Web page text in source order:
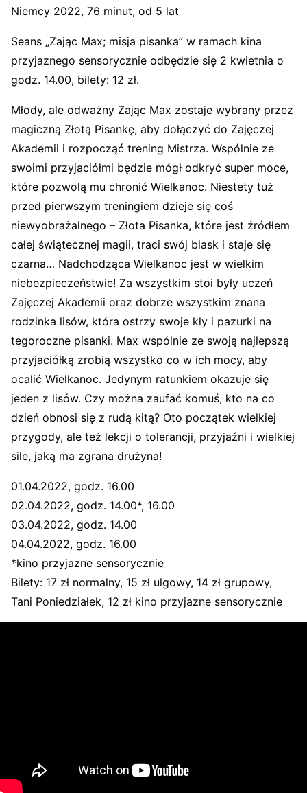
Niemcy 2022, 76 minut, od 5 lat
Seans „Zając Max; misja pisanka” w ramach kina
przyjaznego sensorycznie odbędzie się 2 kwietnia o
godz. 14.00, bilety: 12 zł.
Młody, ale odważny Zając Max zostaje wybrany przez
magiczną Złotą Pisankę, aby dołączyć do Zajęczej
Akademii i rozpocząć trening Mistrza. Wspólnie ze
swoimi przyjaciółmi będzie mógł odkryć super moce,
które pozwolą mu chronić Wielkanoc. Niestety tuż
przed pierwszym treningiem dzieje się coś
niewyobrażalnego – Złota Pisanka, które jest źródłem
całej świątecznej magii, traci swój blask i staje się
czarna… Nadchodząca Wielkanoc jest w wielkim
niebezpieczeństwie! Za wszystkim stoi były uczeń
Zajęczej Akademii oraz dobrze wszystkim znana
rodzinka lisów, która ostrzy swoje kły i pazurki na
tegoroczne pisanki. Max wspólnie ze swoją najlepszą
przyjaciółką zrobią wszystko co w ich mocy, aby
ocalić Wielkanoc. Jedynym ratunkiem okazuje się
jeden z lisów. Czy można zaufać komuś, kto na co
dzień obnosi się z rudą kitą? Oto początek wielkiej
przygody, ale też lekcji o tolerancji, przyjaźni i wielkiej
sile, jaką ma zgrana drużyna!
01.04.2022, godz. 16.00
02.04.2022, godz. 14.00*, 16.00
03.04.2022, godz. 14.00
04.04.2022, godz. 16.00
*kino przyjazne sensorycznie
Bilety: 17 zł normalny, 15 zł ulgowy, 14 zł grupowy,
Tani Poniedziałek, 12 zł kino przyjazne sensorycznie